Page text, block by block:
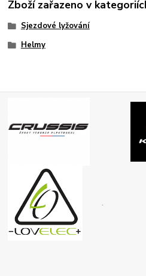
Zboží zařazeno v
Sjezdové lyžování
Helmy
.